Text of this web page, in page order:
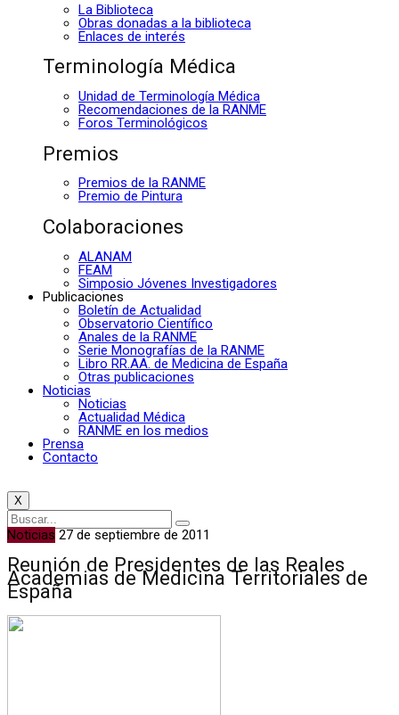
La Biblioteca
Obras donadas a la biblioteca
Enlaces de interés
Terminología Médica
Unidad de Terminología Médica
Recomendaciones de la RANME
Foros Terminológicos
Premios
Premios de la RANME
Premio de Pintura
Colaboraciones
ALANAM
FEAM
Simposio Jóvenes Investigadores
Publicaciones
Boletín de Actualidad
Observatorio Científico
Anales de la RANME
Serie Monografías de la RANME
Libro RR.AA. de Medicina de España
Otras publicaciones
Noticias
Noticias
Actualidad Médica
RANME en los medios
Prensa
Contacto
X
Noticias 27 de septiembre de 2011
Reunión de Presidentes de las Reales
Academias de Medicina Territoriales de
España